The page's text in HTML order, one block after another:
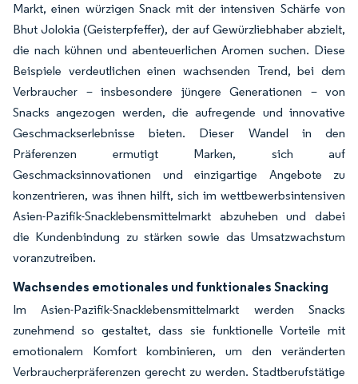
Markt, einen würzigen Snack mit der intensiven Schärfe von
Bhut Jolokia (Geisterpfeffer), der auf Gewürzliebhaber abzielt,
die nach kühnen und abenteuerlichen Aromen suchen. Diese
Beispiele verdeutlichen einen wachsenden Trend, bei dem
Verbraucher – insbesondere jüngere Generationen – von
Snacks angezogen werden, die aufregende und innovative
Geschmackserlebnisse bieten. Dieser Wandel in den
Präferenzen ermutigt Marken, sich auf
Geschmacksinnovationen und einzigartige Angebote zu
konzentrieren, was ihnen hilft, sich im wettbewerbsintensiven
Asien-Pazifik-Snacklebensmittelmarkt abzuheben und dabei
die Kundenbindung zu stärken sowie das Umsatzwachstum
voranzutreiben.
Wachsendes emotionales und funktionales Snacking
Im Asien-Pazifik-Snacklebensmittelmarkt werden Snacks
zunehmend so gestaltet, dass sie funktionelle Vorteile mit
emotionalem Komfort kombinieren, um den veränderten
Verbraucherpräferenzen gerecht zu werden. Stadtberufstätige